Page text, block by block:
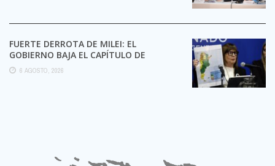
FUERTE DERROTA DE MILEI: EL
GOBIERNO BAJA EL CAPÍTULO DE
EXTRANJERIZACIÓN DE TIERRAS
6 AGOSTO, 2026